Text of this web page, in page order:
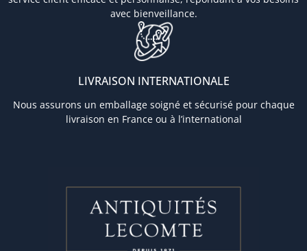
avec bienveillance.
LIVRAISON INTERNATIONALE
Nous assurons un emballage soigné et sécurisé pour chaque
livraison en France ou à l’international